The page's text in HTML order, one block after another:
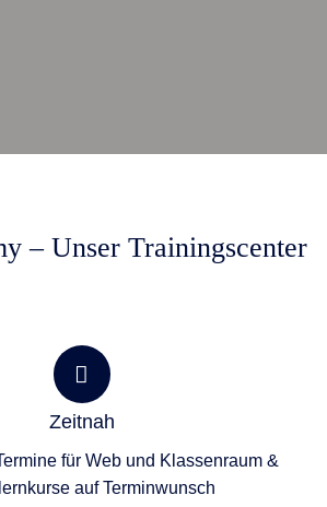
– Unser Trainingscenter
Zeitnah
für Web und Klassenraum &
auf Terminwunsch